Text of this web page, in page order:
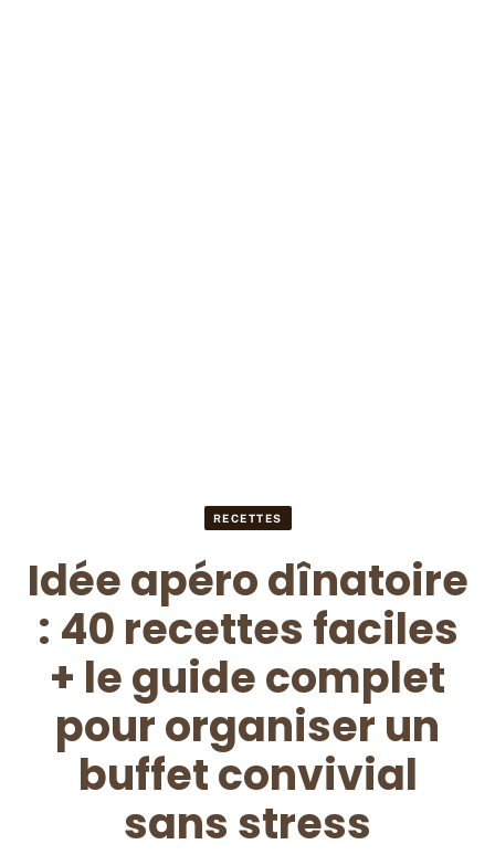
RECETTES
Idée apéro dînatoire
: 40 recettes faciles
+ le guide complet
pour organiser un
buffet convivial
sans stress